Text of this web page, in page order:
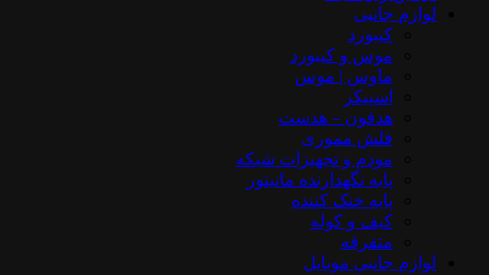
لوازم جانبی
کیبورد
موس و کیبورد
ماوس | موس
اسپیکر
هدفون – هدست
فلش مموری
مودم و تجهیزات شبکه
پایه نگهدارنده مانیتور
پایه خنک کننده
کیف و کوله
متفرقه
لوازم جانبی موبایل